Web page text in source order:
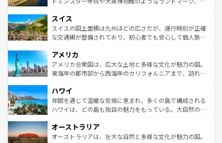
れる地方に足を運ぶとそれぞれで全く異なる文化を体験で
きるだろう。 なお、新着のフランス情報はコンテンツ一覧
を参照してほしい。
は、お酒好きな人にはぜひ体験してほしい。 なお、新着の
ドイツ情報はコンテンツ一覧を参照してほしい。
リアごとに異なる魅力がある。また、優雅なアフタヌーン
ティー、ビール好きにはたまらない英国パブ、サッカー観
戦など、本場だからこそできる体験も豊富。イギリスを旅
ンツ一覧を参照してほしい。
スイス
スイスの国土面積は九州ほどの広さだが、運行時刻が正確
な交通網が整備されており、初心者でも安心して個人旅行
の建物がそのまま残る町や、スイスならではのユニークな
博物館もあり、アルプス観光だけでなく町歩きも満喫する
ことができる。国民の所得が高いため物価も高いが、旅行
ば市内交通費無料で観光を楽しむこともできる。 なお、新
着のスイス情報はコンテンツ一覧 を参照してほしい。
アメリカ
アメリカ合衆国は、広大な土地と多様な文化が魅力の国。
東海岸の都市部から西海岸のカリフォルニアまで、訪れる
のような巨大都市は、観光、ショッピング、エンターテイ
ンメントが詰まった刺激的なスポットだ。一方、アメリカ
西部には大自然が広がり、グランドキャニオンやイエロー
部のニューオーリンズでは、音楽と美食が融合した独特の
文化が魅力。旅行者はアメリカの各地域で異なる魅力を楽
ハワイ
年間を通じて温暖な気候に恵まれ、多くの島で構成される
ハワイは、どの島も独自の魅力をもっている。大自然の神
ワイ島は見逃せない。また、定番の観光地といえばオアフ
島だが、静かな自然を求めるならマウイ島やカウアイ島が
オーストラリア
オーストラリアは、壮大な自然と多様な文化が魅力の国。